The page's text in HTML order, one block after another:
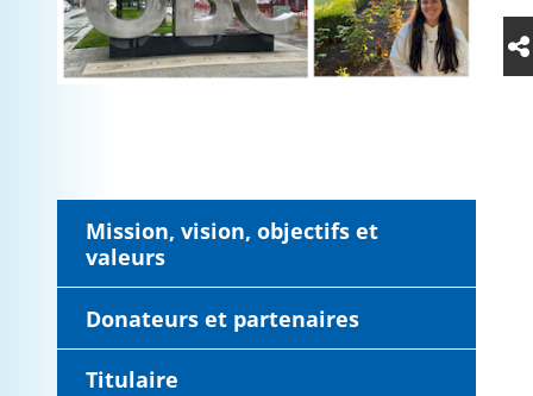
Mission, vision, objectifs et
valeurs
Donateurs et partenaires
Titulaire